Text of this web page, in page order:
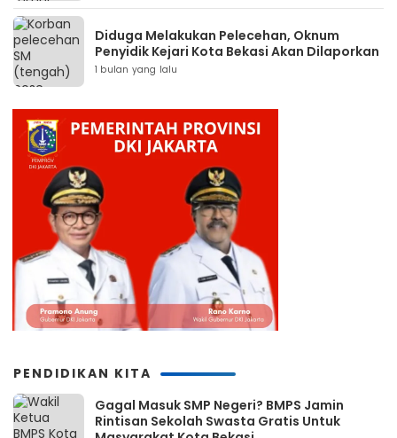
Diduga Melakukan Pelecehan, Oknum
Penyidik Kejari Kota Bekasi Akan Dilaporkan
1 bulan yang lalu
PENDIDIKAN KITA
Gagal Masuk SMP Negeri? BMPS Jamin
Rintisan Sekolah Swasta Gratis Untuk